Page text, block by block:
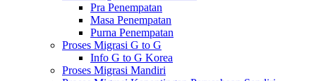
Pra Penempatan
Masa Penempatan
Purna Penempatan
Proses Migrasi G to G
Info G to G Korea
Proses Migrasi Mandiri